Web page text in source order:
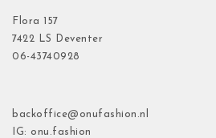
Flora 157
7422 LS Deventer
06-43740928
backoffice@onufashion.nl
IG: onu.fashion